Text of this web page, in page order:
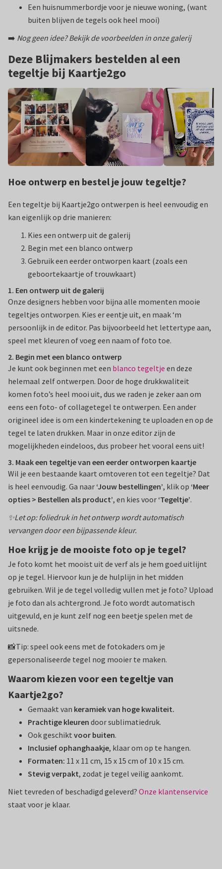
Een huisnummerbordje voor je nieuwe woning, (want
buiten blijven de tegels ook heel mooi)
➡️ Nog geen idee? Bekijk de voorbeelden in onze galerij
Deze Blijmakers bestelden al een
tegeltje bij Kaartje2go
Hoe ontwerp en bestel je jouw tegeltje?
Een tegeltje bij Kaartje2go ontwerpen is heel eenvoudig en
kan eigenlijk op drie manieren:
Kies een ontwerp uit de galerij
Begin met een blanco ontwerp
Gebruik een eerder ontworpen kaart (zoals een
geboortekaartje of trouwkaart)
1. Een ontwerp uit de galerij
Onze designers hebben voor bijna alle momenten mooie
tegeltjes ontworpen. Kies er eentje uit, en maak ‘m
persoonlijk in de editor. Pas bijvoorbeeld het lettertype aan,
speel met kleuren of voeg een naam of foto toe.
2. Begin met een blanco ontwerp
Je kunt ook beginnen met een blanco tegeltje en deze
helemaal zelf ontwerpen. Door de hoge drukkwaliteit
komen foto’s heel mooi uit, dus we raden je zeker aan om
eens een foto- of collagetegel te ontwerpen. Een ander
origineel idee is om een kindertekening te uploaden en op de
tegel te laten drukken. Maar in onze editor zijn de
mogelijkheden eindeloos, dus probeer het vooral eens uit!
3. Maak een tegeltje van een eerder ontworpen kaartje
Wil je een bestaande kaart omtoveren tot een tegeltje? Dat
is heel eenvoudig. Ga naar ‘Jouw bestellingen’, klik op ‘Meer
opties > Bestellen als product’, en kies voor ‘Tegeltje’.
✨Let op: foliedruk in het ontwerp wordt automatisch
vervangen door een bijpassende kleur.
Hoe krijg je de mooiste foto op je tegel?
Je foto komt het mooist uit de verf als je hem goed uitlijnt
op je tegel. Hiervoor kun je de hulplijn in het midden
gebruiken. Wil je de tegel volledig vullen met je foto? Upload
je foto dan als achtergrond. Je foto wordt automatisch
uitgevuld, en je kunt zelf nog een beetje spelen met de
uitsnede.
📸Tip: speel ook eens met de fotokaders om je
gepersonaliseerde tegel nog mooier te maken.
Waarom kiezen voor een tegeltje van
Kaartje2go?
Gemaakt van keramiek van hoge kwaliteit.
Prachtige kleuren door sublimatiedruk.
Ook geschikt voor buiten.
Inclusief ophanghaakje, klaar om op te hangen.
Formaten: 11 x 11 cm, 15 x 15 cm of 10 x 15 cm.
Stevig verpakt, zodat je tegel veilig aankomt.
Niet tevreden of beschadigd geleverd? Onze klantenservice
staat voor je klaar.